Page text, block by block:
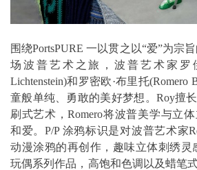
围绕PortsPURE 一以贯之以“爱”为宗
场波普艺术之旅，波普艺术家罗
Lichtenstein)和罗密欧·布里托(Romero
童般单纯、勇敢的美好梦想。Roy擅
刷式艺术，Romero将波普美学与立
和爱。P/P 涂鸦标识是对波普艺术家
动漫涂鸦的再创作，趣味立体刺绣灵
玩偶系列作品，高饱和色调以及蜡笔